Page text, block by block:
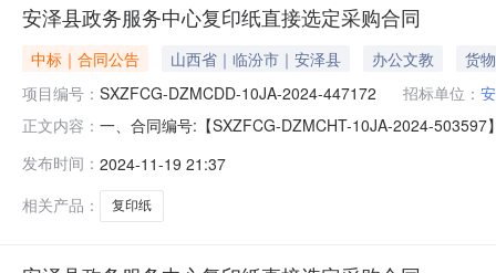
安泽县政务服务中心复印纸直接选定采购合同
中标｜合同公告 山西省｜临汾市｜安泽县 办公文教
货物
项目编号： SXZFCG-DZMCDD-10JA-2024-447172 招标单位：
正文内容： 一、合同编号:【SXZFCG-DZMCHT-10JA-2024-
人：安泽县政务服务中心供应商（乙方）：【安泽县诚
发布时间： 2024-11-19 21:37
相关产品：
复印纸